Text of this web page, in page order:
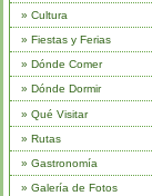
» Cultura
» Fiestas y Ferias
» Dónde Comer
» Dónde Dormir
» Qué Visitar
» Rutas
» Gastronomía
» Galería de Fotos